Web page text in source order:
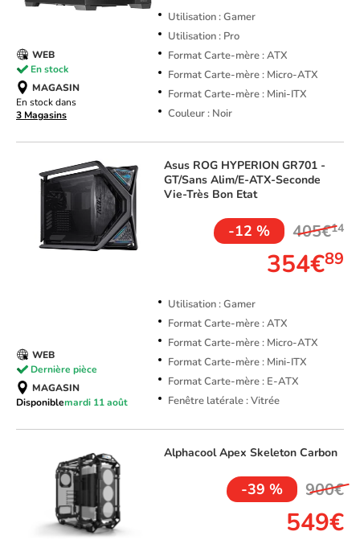
Utilisation : Gamer
Utilisation : Pro
Format Carte-mère : ATX
Format Carte-mère : Micro-ATX
Format Carte-mère : Mini-ITX
Couleur : Noir
WEB
En stock
MAGASIN
En stock dans
3 Magasins
Asus ROG HYPERION GR701 -
GT/Sans Alim/E-ATX-Seconde
Vie-Très Bon Etat
-12 % 405€14
354€89
Utilisation : Gamer
Format Carte-mère : ATX
Format Carte-mère : Micro-ATX
Format Carte-mère : Mini-ITX
Format Carte-mère : E-ATX
Fenêtre latérale : Vitrée
WEB
Dernière pièce
MAGASIN
Disponiblemardi 11 août
AlphacoolApex Skeleton Carbon
-39 % 900€
549€